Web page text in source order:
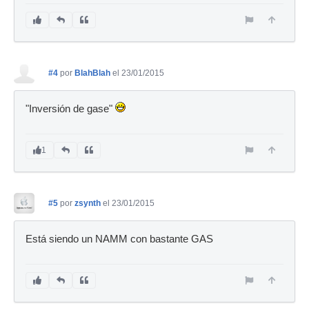
#4 por BlahBlah el 23/01/2015
"Inversión de gase"
1
#5 por zsynth el 23/01/2015
Está siendo un NAMM con bastante GAS